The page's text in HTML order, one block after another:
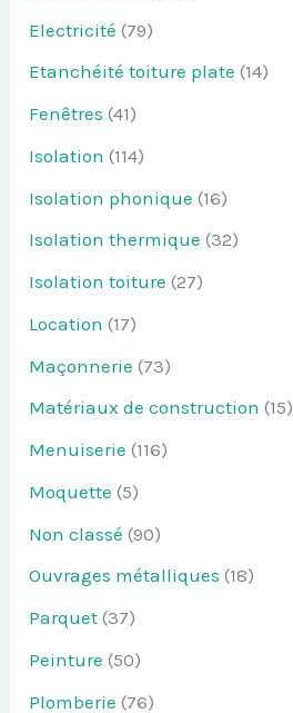
Electricité (79)
Etanchéité toiture plate (14)
Fenêtres (41)
Isolation (114)
Isolation phonique (16)
Isolation thermique (32)
Isolation toiture (27)
Location (17)
Maçonnerie (73)
Matériaux de construction (15)
Menuiserie (116)
Moquette (5)
Non classé (90)
Ouvrages métalliques (18)
Parquet (37)
Peinture (50)
Plomberie (76)